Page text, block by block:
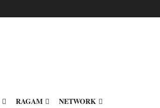
RAGAM NETWORK